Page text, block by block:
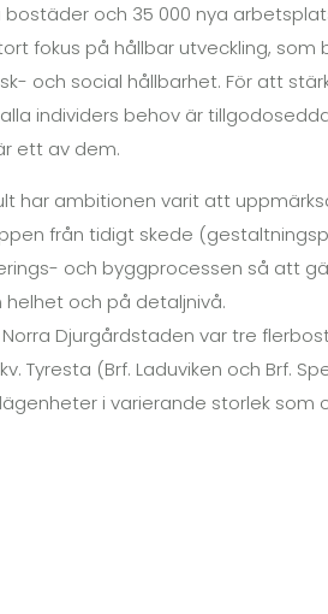
bostäder och 35 000 nya
fokus på hållbar utveckling, som
och social hållbarhet. För att
individers behov är
ett av dem.
har ambitionen varit att
från tidigt skede
och byggprocessen så att
helhet och på detaljnivå.
Djurgårdstaden var tre
Tyresta (Brf. Laduviken och Brf.
i varierande storlek som